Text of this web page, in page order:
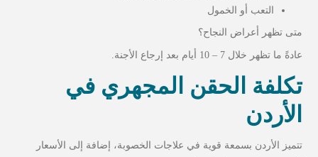
التعب أو الخمول
متى تظهر أعراض النجاح؟
عادةً ما تظهر خلال 7 – 10 أيام بعد إرجاع الأجنة.
تكلفة الحقن المجهري في
الأردن
تتميز الأردن بسمعة قوية في علاجات الخصوبة، إضافة إلى الأسعار